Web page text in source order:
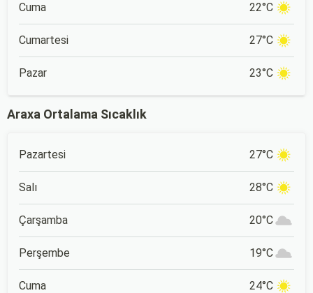
Cuma 22°C
Cumartesi 27°C
Pazar 23°C
Araxa Ortalama Sıcaklık
Pazartesi 27°C
Salı 28°C
Çarşamba 20°C
Perşembe 19°C
Cuma 24°C